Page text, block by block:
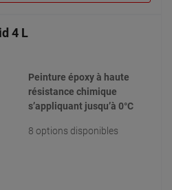
4 L
Peinture époxy à haute
résistance chimique
s’appliquant jusqu’à 0°C
8 options disponibles